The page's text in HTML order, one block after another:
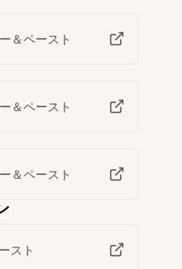
＆ペースト
＆ペースト
＆ペースト
スト